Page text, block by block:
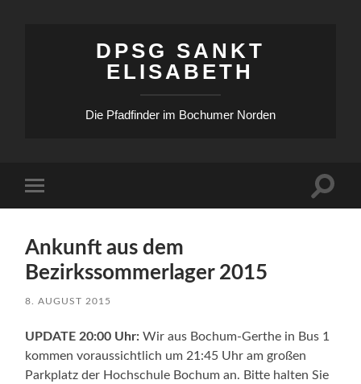
DPSG SANKT
ELISABETH
Die Pfadfinder im Bochumer Norden
Menü
Ankunft aus dem
Bezirkssommerlager 2015
8. AUGUST 2015
UPDATE 20:00 Uhr: Wir aus Bochum-Gerthe in Bus 1
kommen voraussichtlich um 21:45 Uhr am großen
Parkplatz der Hochschule Bochum an. Bitte halten Sie